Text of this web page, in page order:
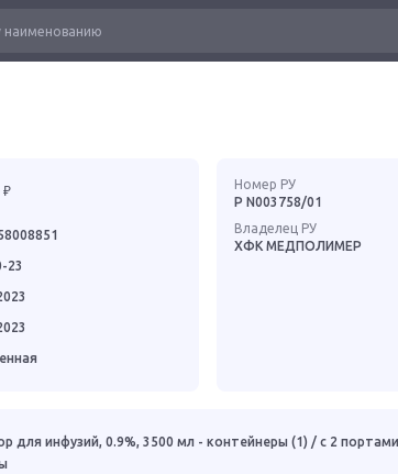
₽
23
Номер РУ
Р N003758/01
Владелец РУ
ХФК МЕДПОЛИМЕР
для инфузий, 0.9%, 3500 мл - контейнеры (1) / с 2